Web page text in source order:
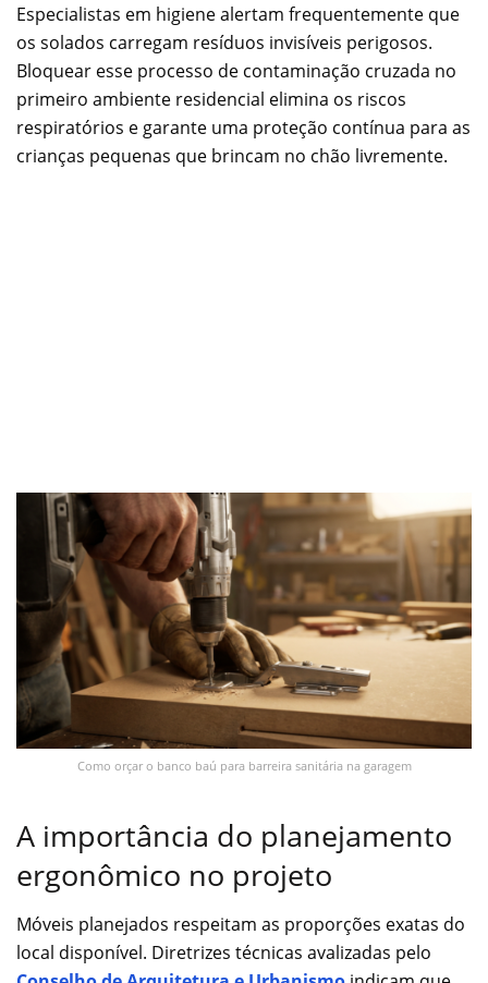
Especialistas em higiene alertam frequentemente que
os solados carregam resíduos invisíveis perigosos.
Bloquear esse processo de contaminação cruzada no
primeiro ambiente residencial elimina os riscos
respiratórios e garante uma proteção contínua para as
crianças pequenas que brincam no chão livremente.
Como orçar o banco baú para barreira sanitária na garagem
A importância do planejamento
ergonômico no projeto
Móveis planejados respeitam as proporções exatas do
local disponível. Diretrizes técnicas avalizadas pelo